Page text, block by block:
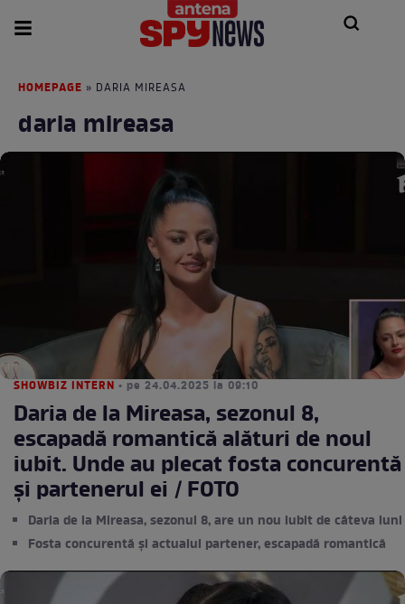
HOMEPAGE » DARIA MIREASA
daria mireasa
SHOWBIZ INTERN • pe 24.04.2025 la 09:10
Daria de la Mireasa, sezonul 8,
escapadă romantică alături de noul
iubit. Unde au plecat fosta concurentă
și partenerul ei / FOTO
Daria de la Mireasa, sezonul 8, are un nou iubit de câteva luni
Fosta concurentă și actualul partener, escapadă romantică